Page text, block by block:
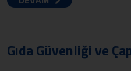
Gıda Güvenliği ve